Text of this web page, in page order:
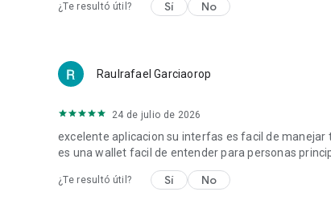
Síguenos en
¿Te resultó útil? Sí No
Raulrafael Garciaorop
24 de julio de 2026
excelente aplicacion su interfas es facil de
es una wallet facil de entender para personas
¿Te resultó útil? Sí No